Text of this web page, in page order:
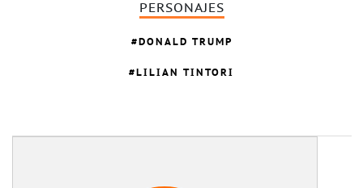
PERSONAJES
DONALD TRUMP
LILIAN TINTORI